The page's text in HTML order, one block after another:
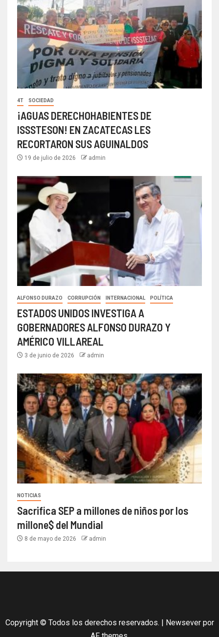
4T SOCIEDAD
¡AGUAS DERECHOHABIENTES DE
ISSSTESON! EN ZACATECAS LES
RECORTARON SUS AGUINALDOS
19 de julio de 2026 admin
ALFONSO DURAZO CORRUPCIÓN INTERNACIONAL POLÍTICA
ESTADOS UNIDOS INVESTIGA A
GOBERNADORES ALFONSO DURAZO Y
AMÉRICO VILLAREAL
3 de junio de 2026 admin
NOTICIAS
Sacrifica SEP a millones de niños por los
millone$ del Mundial
8 de mayo de 2026 admin
Copyright © Todos los derechos reservados. Newseverpor